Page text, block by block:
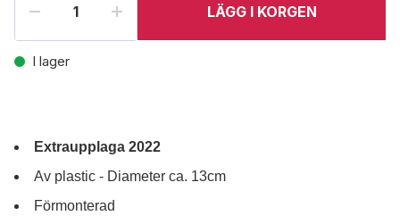
LÄGG I KORGEN
I lager
Extraupplaga 2022
Av plastic - Diameter ca. 13cm
Förmonterad